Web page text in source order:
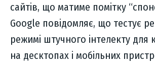
сайтів, що матиме помітку
Google повідомляє, що тестує
режимі штучного інтелекту для
на десктопах і мобільних